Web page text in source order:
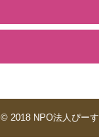
© 2018 NPO法人ぴーす